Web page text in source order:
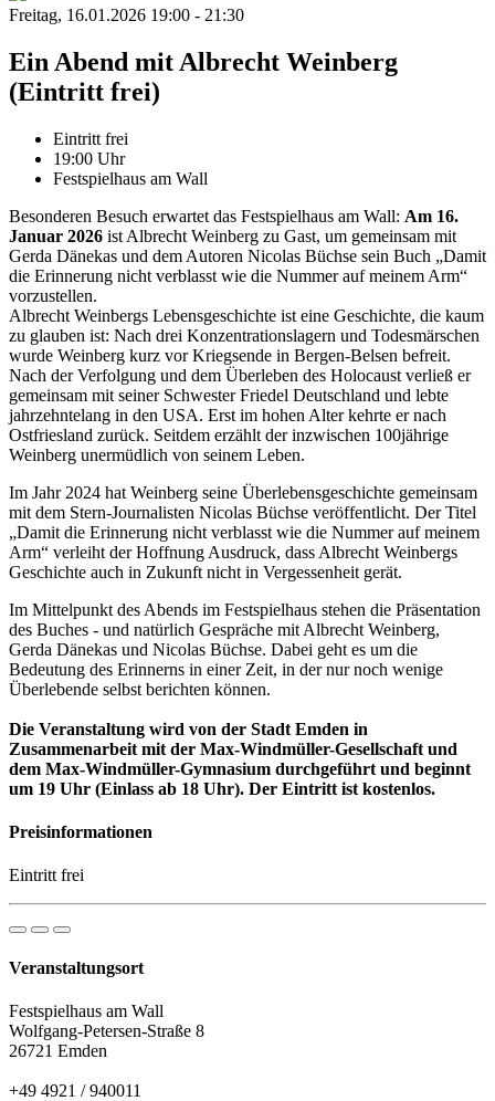
Freitag, 16.01.2026 19:00 - 21:30
Ein Abend mit Albrecht Weinberg
(Eintritt frei)
Eintritt frei
19:00 Uhr
Festspielhaus am Wall
Besonderen Besuch erwartet das Festspielhaus am Wall: Am 16.
Januar 2026 ist Albrecht Weinberg zu Gast, um gemeinsam mit
Gerda Dänekas und dem Autoren Nicolas Büchse sein Buch „Damit
die Erinnerung nicht verblasst wie die Nummer auf meinem Arm“
vorzustellen.
Albrecht Weinbergs Lebensgeschichte ist eine Geschichte, die kaum
zu glauben ist: Nach drei Konzentrationslagern und Todesmärschen
wurde Weinberg kurz vor Kriegsende in Bergen-Belsen befreit.
Nach der Verfolgung und dem Überleben des Holocaust verließ er
gemeinsam mit seiner Schwester Friedel Deutschland und lebte
jahrzehntelang in den USA. Erst im hohen Alter kehrte er nach
Ostfriesland zurück. Seitdem erzählt der inzwischen 100jährige
Weinberg unermüdlich von seinem Leben.
Im Jahr 2024 hat Weinberg seine Überlebensgeschichte gemeinsam
mit dem Stern-Journalisten Nicolas Büchse veröffentlicht. Der Titel
„Damit die Erinnerung nicht verblasst wie die Nummer auf meinem
Arm“ verleiht der Hoffnung Ausdruck, dass Albrecht Weinbergs
Geschichte auch in Zukunft nicht in Vergessenheit gerät.
Im Mittelpunkt des Abends im Festspielhaus stehen die Präsentation
des Buches - und natürlich Gespräche mit Albrecht Weinberg,
Gerda Dänekas und Nicolas Büchse. Dabei geht es um die
Bedeutung des Erinnerns in einer Zeit, in der nur noch wenige
Überlebende selbst berichten können.
Die Veranstaltung wird von der Stadt Emden in
Zusammenarbeit mit der Max-Windmüller-Gesellschaft und
dem Max-Windmüller-Gymnasium durchgeführt und beginnt
um 19 Uhr (Einlass ab 18 Uhr). Der Eintritt ist kostenlos.
Preisinformationen
Eintritt frei
Veranstaltungsort
Festspielhaus am Wall
Wolfgang-Petersen-Straße 8
26721 Emden
+49 4921 / 940011